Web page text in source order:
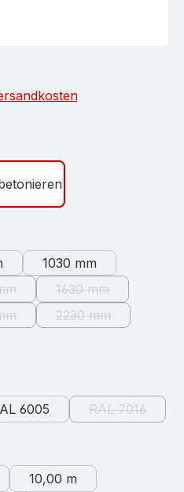
1030 mm
Option ist zurzeit nicht
1630 mm
(Diese Option ist
nicht verfügbar.)
Option ist zurzeit nicht
2230 mm
(Diese Option ist
nicht verfügbar.)
6005 RAL 7016
(Diese
10,00 m